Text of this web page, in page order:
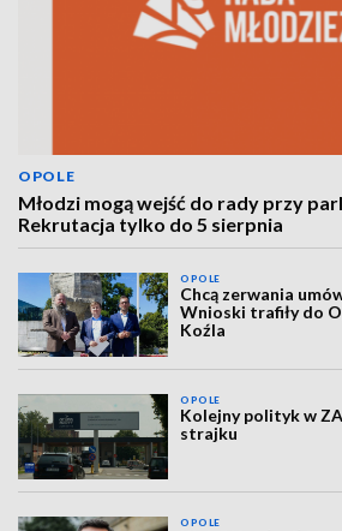
OPOLE
Młodzi mogą wejść do rady przy
Rekrutacja tylko do 5 sierpnia
OPOLE
Chcą zerwania
Wnioski trafiły do
Koźla
OPOLE
Kolejny polityk w
strajku
OPOLE